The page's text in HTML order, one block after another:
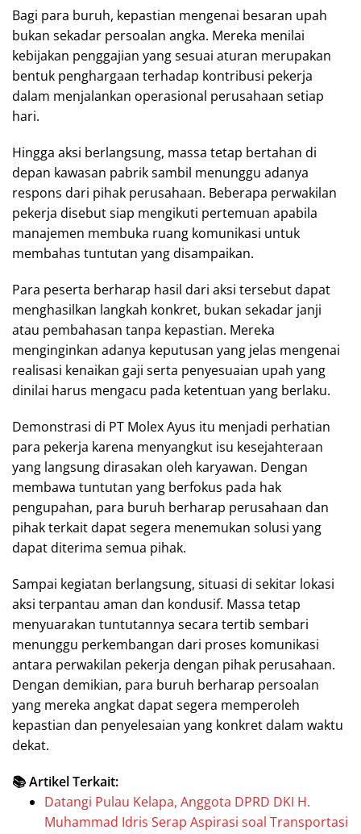
Bagi para buruh, kepastian mengenai besaran upah
bukan sekadar persoalan angka. Mereka menilai
kebijakan penggajian yang sesuai aturan merupakan
bentuk penghargaan terhadap kontribusi pekerja
dalam menjalankan operasional perusahaan setiap
hari.
Hingga aksi berlangsung, massa tetap bertahan di
depan kawasan pabrik sambil menunggu adanya
respons dari pihak perusahaan. Beberapa perwakilan
pekerja disebut siap mengikuti pertemuan apabila
manajemen membuka ruang komunikasi untuk
membahas tuntutan yang disampaikan.
Para peserta berharap hasil dari aksi tersebut dapat
menghasilkan langkah konkret, bukan sekadar janji
atau pembahasan tanpa kepastian. Mereka
menginginkan adanya keputusan yang jelas mengenai
realisasi kenaikan gaji serta penyesuaian upah yang
dinilai harus mengacu pada ketentuan yang berlaku.
Demonstrasi di PT Molex Ayus itu menjadi perhatian
para pekerja karena menyangkut isu kesejahteraan
yang langsung dirasakan oleh karyawan. Dengan
membawa tuntutan yang berfokus pada hak
pengupahan, para buruh berharap perusahaan dan
pihak terkait dapat segera menemukan solusi yang
dapat diterima semua pihak.
Sampai kegiatan berlangsung, situasi di sekitar lokasi
aksi terpantau aman dan kondusif. Massa tetap
menyuarakan tuntutannya secara tertib sembari
menunggu perkembangan dari proses komunikasi
antara perwakilan pekerja dengan pihak perusahaan.
Dengan demikian, para buruh berharap persoalan
yang mereka angkat dapat segera memperoleh
kepastian dan penyelesaian yang konkret dalam waktu
dekat.
📚 Artikel Terkait:
Datangi Pulau Kelapa, Anggota DPRD DKI H.
Muhammad Idris Serap Aspirasi soal Transportasi